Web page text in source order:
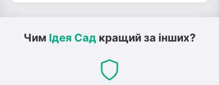
Чим Ідея Сад кращий за інших?